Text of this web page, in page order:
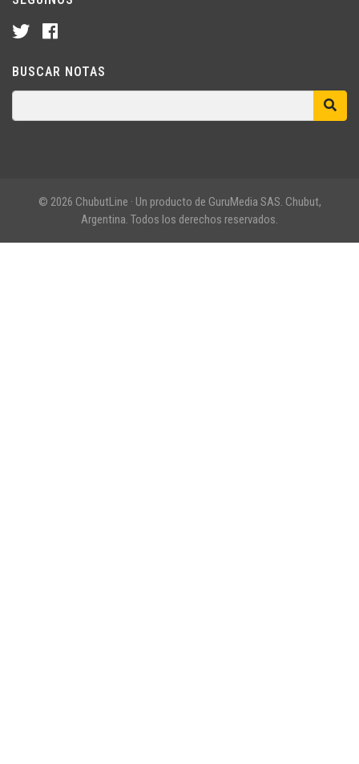
BUSCAR NOTAS
© 2026 ChubutLine · Un producto de GuruMedia SAS. Chubut,
Argentina. Todos los derechos reservados.